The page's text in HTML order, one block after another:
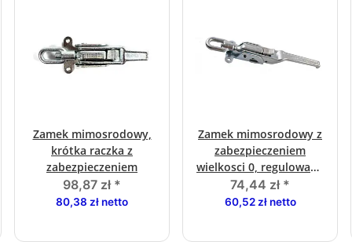
Zamek mimosrodowy,
krótka raczka z
zabezpieczeniem
98,87 zł *
80,38 zł netto
Zamek mimosrodowy z
zabezpieczeniem
wielkosci 0, regulowana
dlugosc, ocynkowany
74,44 zł *
60,52 zł netto